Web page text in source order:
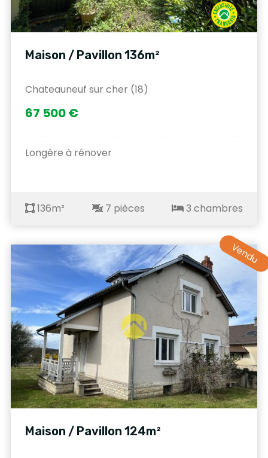
Maison / Pavillon 136m²
Chateauneuf sur cher (18)
67 500 €
Longère à rénover
136m² 7 pièces 3 chambres
Vendu
Maison / Pavillon 124m²